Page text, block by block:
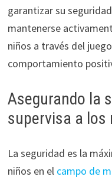
garantizar su
mantenerse
niños a través del
comportamiento
Asegurando la
supervisa a los
La seguridad es la
niños en el campo de